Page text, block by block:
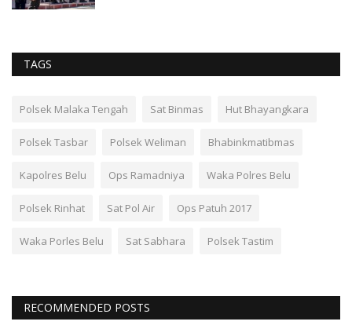
TAGS
Polsek Malaka Tengah Sat Binmas Hut Bhayangkara
Polsek Tasbar Polsek Weliman Bhabinkmatibmas
Kapolres Belu Ops Ramadniya Waka Polres Belu
Polsek Rinhat Sat Pol Air Ops Patuh 2017
Waka Porles Belu Sat Sabhara Polsek Tastim
RECOMMENDED POSTS